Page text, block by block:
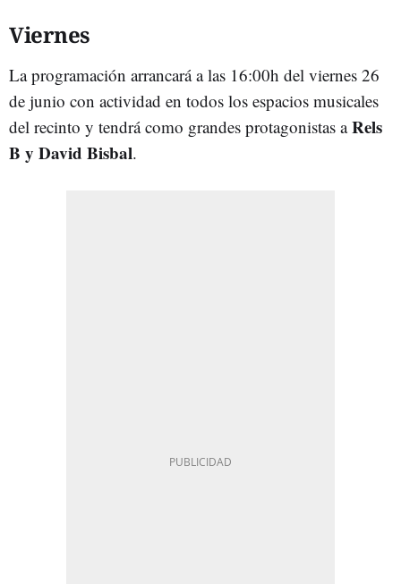
Viernes
La programación arrancará a las 16:00h del viernes 26
de junio con actividad en todos los espacios musicales
del recinto y tendrá como grandes protagonistas aRels
B y David Bisbal.